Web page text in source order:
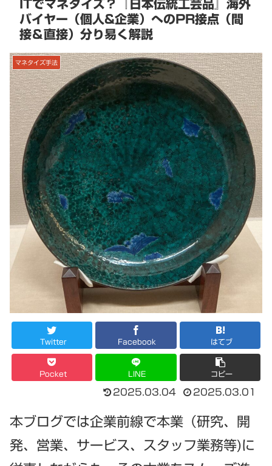
ITでマネタイズ？『日本伝統工芸品』海外
バイヤー（個人&企業）へのPR接点（間
接＆直接）分り易く解説
マネタイズ手法
Twitter Facebook はてブ
Pocket LINE コピー
2025.03.04 2025.03.01
本ブログでは企業前線で本業（研究、開
発、営業、サービス、スタッフ業務等)に